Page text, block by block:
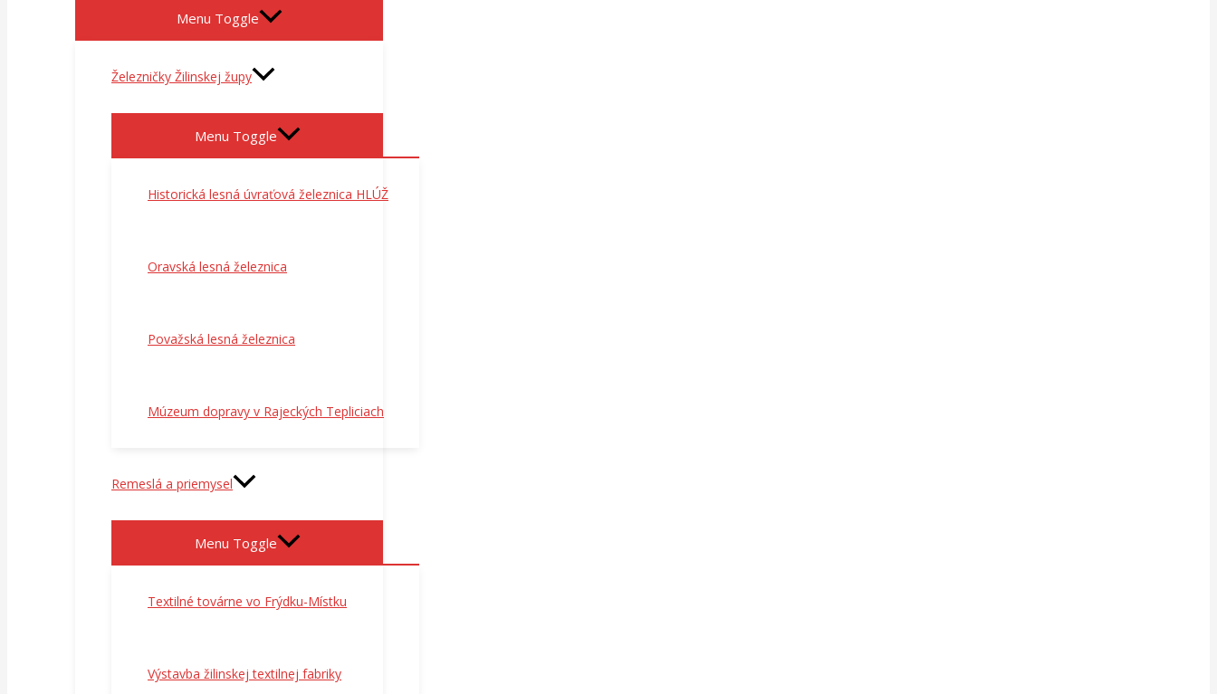
Menu Toggle
Železničky Žilinskej župy
Menu Toggle
Historická lesná úvraťová železnica HLÚŽ
Oravská lesná železnica
Považská lesná železnica
Múzeum dopravy v Rajeckých Tepliciach
Remeslá a priemysel
Menu Toggle
Textilné továrne vo Frýdku-Místku
Výstavba žilinskej textilnej fabriky